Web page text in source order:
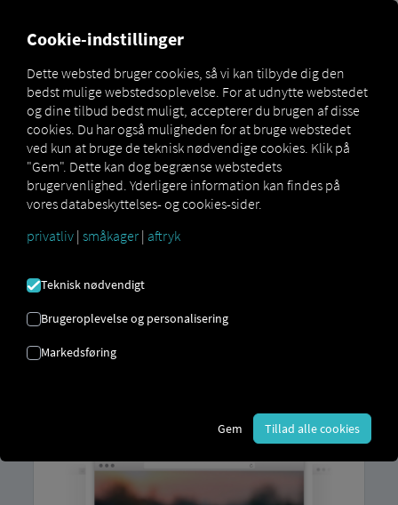
Marketplace Connectors TachoManagement Connect
TACHOMANAGEMENT
CONNECT
Integration af en ekstern udbyder
Bruger du allerede
TachoManagement-
Servicefra
Cookie-indstillinger
Dette websted bruger cookies, så vi kan tilbyde dig den
bedst mulige webstedsoplevelse. For at udnytte webstedet
og dine tilbud bedst muligt, accepterer du brugen af ​​disse
cookies. Du har også muligheden for at bruge webstedet
ved kun at bruge de teknisk nødvendige cookies. Klik på
"Gem". Dette kan dog begrænse webstedets
brugervenlighed. Yderligere information kan findes på
vores databeskyttelses- og cookies-sider.
privatliv | småkager | aftryk
Teknisk nødvendigt
Brugeroplevelse og personalisering
Markedsføring
Gem Tillad alle cookies